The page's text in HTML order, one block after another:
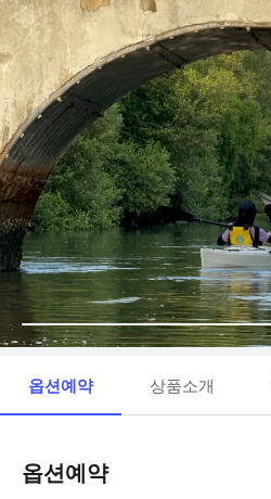
옵션예약 상품소개
옵션예약